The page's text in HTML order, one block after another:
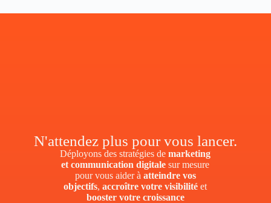
N'attendez plus pour vous lancer.
Déployons des stratégies demarketing
et communication digitale sur mesure
pour vous aider à atteindre vos
objectifs,accroître votre visibilité et
booster votre croissance